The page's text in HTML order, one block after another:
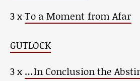
3 xTo a Moment from Afar
GUTLOCK
3 x …In Conclusion the